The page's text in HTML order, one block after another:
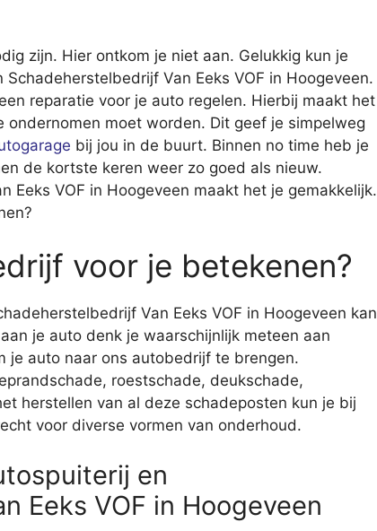
zijn. Hier ontkom je niet aan. Gelukkig kun je
Van Eeks VOF in Hoogeveen.
reparatie voor je auto regelen. Hierbij maakt het
moet worden. Dit geef je simpelweg
bij jou in de buurt. Binnen no time heb je
de kortste keren weer zo goed als nieuw.
Eeks VOF in Hoogeveen maakt het je gemakkelijk.
voor je betekenen?
Van Eeks VOF in Hoogeveen kan
je auto denk je waarschijnlijk meteen aan
je auto naar ons autobedrijf te brengen.
roestschade, deukschade,
herstellen van al deze schadeposten kun je bij
voor diverse vormen van onderhoud.
en
Eeks VOF in Hoogeveen